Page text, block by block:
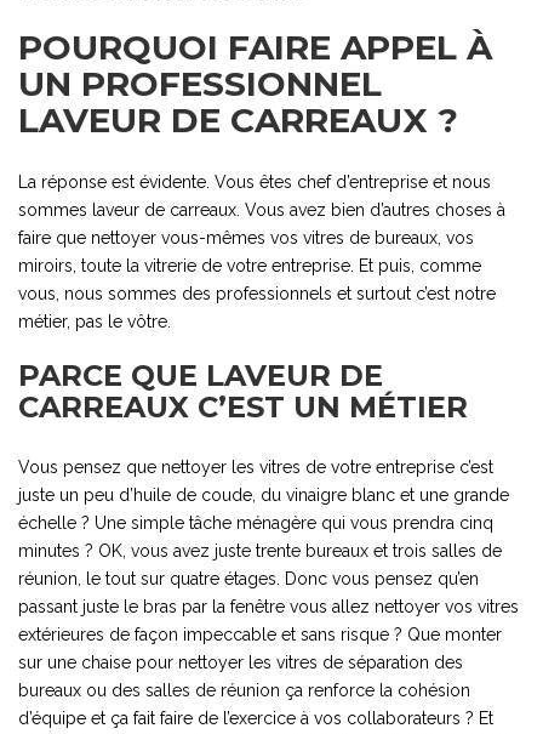
POURQUOI FAIRE APPEL À
UN PROFESSIONNEL
LAVEUR DE CARREAUX ?
La réponse est évidente. Vous êtes chef d’entreprise et nous
sommes laveur de carreaux. Vous avez bien d’autres choses à
faire que nettoyer vous-mêmes vos vitres de bureaux, vos
miroirs, toute la vitrerie de votre entreprise. Et puis, comme
vous, nous sommes des professionnels et surtout c’est notre
métier, pas le vôtre.
PARCE QUE LAVEUR DE
CARREAUX C’EST UN MÉTIER
Vous pensez que nettoyer les vitres de votre entreprise c’est
juste un peu d’huile de coude, du vinaigre blanc et une grande
échelle ? Une simple tâche ménagère qui vous prendra cinq
minutes ? OK, vous avez juste trente bureaux et trois salles de
réunion, le tout sur quatre étages. Donc vous pensez qu’en
passant juste le bras par la fenêtre vous allez nettoyer vos vitres
extérieures de façon impeccable et sans risque ? Que monter
sur une chaise pour nettoyer les vitres de séparation des
bureaux ou des salles de réunion ça renforce la cohésion
d’équipe et ça fait faire de l’exercice à vos collaborateurs ? Et